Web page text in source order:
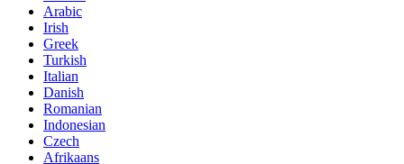
Arabic
Irish
Greek
Turkish
Italian
Danish
Romanian
Indonesian
Czech
Afrikaans